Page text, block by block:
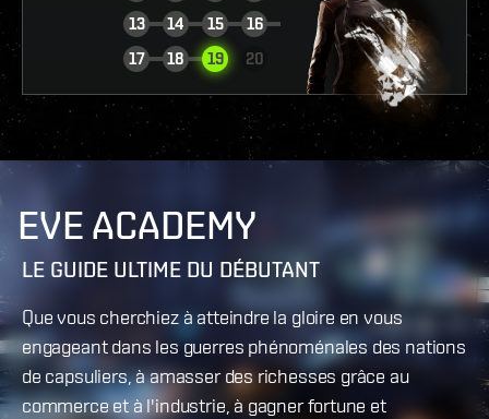
13
14 15
16
17
18 19 20
VOIR LE RAPPORT
EVE ACADEMY
LE GUIDE ULTIME DU DÉBUTANT
Que vous cherchiez à atteindre la gloire en vous
engageant dans les guerres phénoménales des nations
de capsuliers, à amasser des richesses grâce au
commerce et à l'industrie, à gagner fortune et